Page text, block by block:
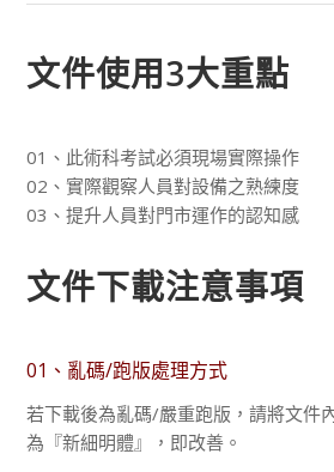
文件使用3大重點
01、此術科考試必須現場實際操作
02、實際觀察人員對設備之熟練度
03、提升人員對門市運作的認知感
文件下載注意事項
01、亂碼/跑版處理方式
若下載後為亂碼/嚴重跑版，請將文件
為『新細明體』，即改善。